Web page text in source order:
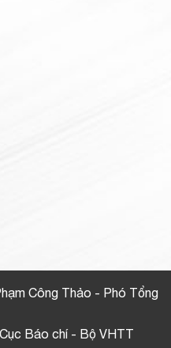
Công Thảo - Phó Tổng
Báo chí - Bộ VHTT